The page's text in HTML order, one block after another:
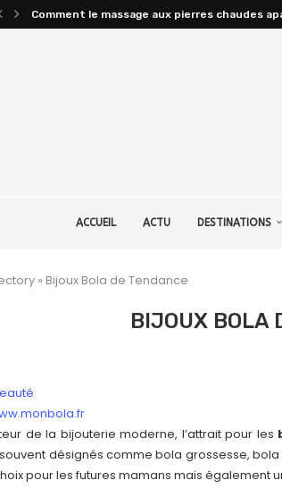
Comment le massage aux pierres chaudes
ACCUEIL ACTU DESTINATIONS
» Bijoux Bola de Tendance
BIJOUX BOLA
de la bijouterie moderne, l’attrait pour les
désignés comme bola grossesse,
pour les futures mamans mais également